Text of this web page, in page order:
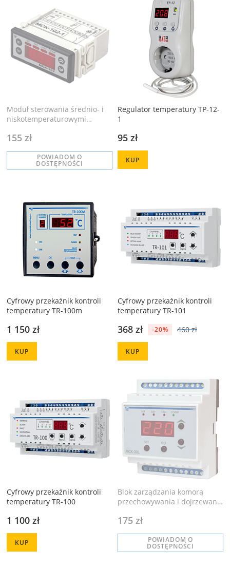
Moduł sterowania średnio- i
niskotemperaturowymi
automatycznym
155 zł
POWIADOM O
DOSTĘPNOŚCI
Regulator temperatury TP-12-
1
95 zł
KUP
Cyfrowy przekaźnik kontroli
temperatury TR-100m
1 150 zł
KUP
Cyfrowy przekaźnik kontroli
temperatury TR-101
-20% 460 zł
368 zł
KUP
Cyfrowy przekaźnik kontroli
temperatury TR-100
1 100 zł
KUP
Blok zarządzania komorą
przechowywania i dojrzewania
175 zł
POWIADOM O
DOSTĘPNOŚCI